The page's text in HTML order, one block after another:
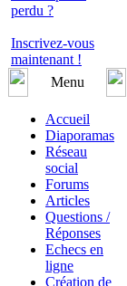
perdu ?
Inscrivez-vous
maintenant !
Menu
Accueil
Diaporamas
Réseau
social
Forums
Articles
Questions /
Réponses
Echecs en
ligne
Création de